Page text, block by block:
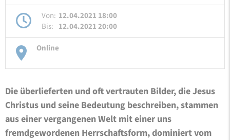
Von: 12.04.2021 18:00
Bis: 12.04.2021 20:00
Online
Die überlieferten und oft vertrauten Bilder, die Jesus
Christus und seine Bedeutung beschreiben, stammen
aus einer vergangenen Welt mit einer uns
fremdgewordenen Herrschaftsform, dominiert vom